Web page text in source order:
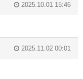
2025.10.01 15:46
2025.11.02 00:01